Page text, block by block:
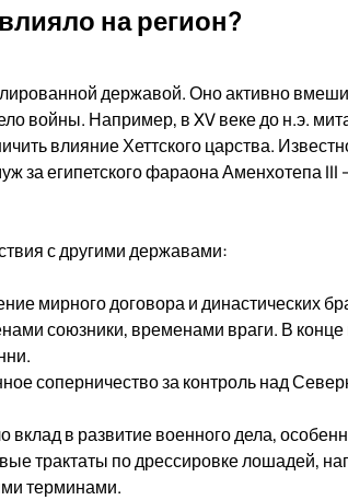
на регион?
державой. Оно активно
войны. Например, в XV веке до н.э.
влияние Хеттского царства.
за египетского фараона Аменхотепа
с другими державами:
мирного договора и династических
союзники, временами враги. В
соперничество за контроль над
вклад в развитие военного дела,
трактаты по дрессировке лошадей,
терминами.